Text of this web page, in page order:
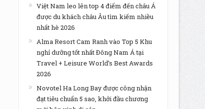
Việt Nam leo lên top 4 điểm đến châu Á
được du khách châu Âu tìm kiếm nhiều
nhất hè 2026
Alma Resort Cam Ranh vào Top 5 Khu
nghỉ dưỡng tốt nhất Đông Nam Á tại
Travel + Leisure World’s Best Awards
2026
Novotel Ha Long Bay được công nhận
đạt tiêu chuẩn 5 sao, khởi đầu chương